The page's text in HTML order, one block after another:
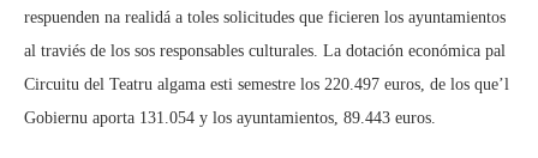
respuenden na realidá a toles solicitudes que ficieren los ayuntamientos
al traviés de los sos responsables culturales. La dotación económica pal
Circuitu del Teatru algama esti semestre los 220.497 euros, de los que’l
Gobiernu aporta 131.054 y los ayuntamientos, 89.443 euros.